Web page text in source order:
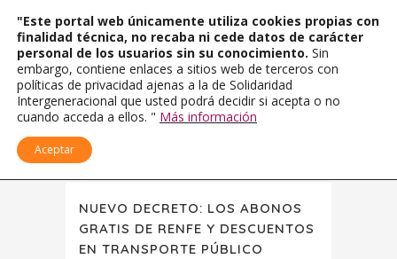
NUEVO DECRETO: LOS ABONOS
GRATIS DE RENFE Y DESCUENTOS
EN TRANSPORTE PÚBLICO
"Este portal web únicamente utiliza cookies propias con
finalidad técnica, no recaba ni cede datos de carácter
personal de los usuarios sin su conocimiento. Sin
embargo, contiene enlaces a sitios web de terceros con
políticas de privacidad ajenas a la de Solidaridad
Intergeneracional que usted podrá decidir si acepta o no
cuando acceda a ellos. " Más información
Aceptar